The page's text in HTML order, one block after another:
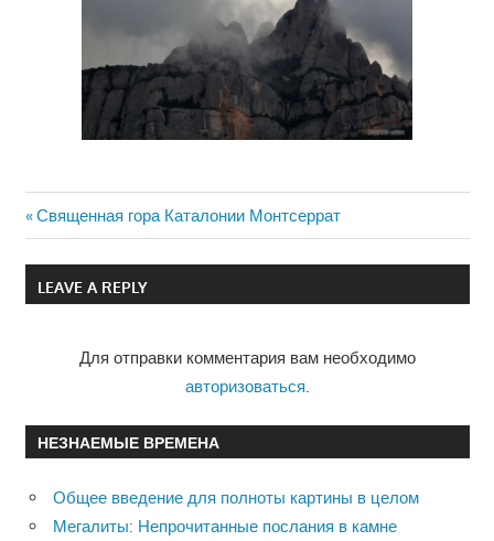
Навигация
по
Previous
Post:
Священная гора Каталонии Монтсеррат
LEAVE A REPLY
Для отправки комментария вам необходимо
авторизоваться
НЕЗНАЕМЫЕ ВРЕМЕНА
Общее введение для полноты картины в целом
Мегалиты: Непрочитанные послания в камне